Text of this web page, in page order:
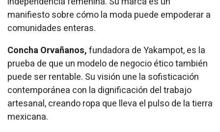
manifiesto sobre cómo la moda puede empoderar a
comunidades enteras.
Concha Orvañanos,fundadora de Yakampot, es la
prueba de que un modelo de negocio ético también
puede ser rentable. Su visión une la sofisticación
contemporánea con la dignificación del trabajo
artesanal, creando ropa que lleva el pulso de la tierra
mexicana.